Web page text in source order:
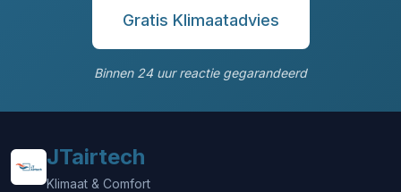
Gratis Klimaatadvies
Binnen 24 uur reactie gegarandeerd
JTairtech
Klimaat & Comfort